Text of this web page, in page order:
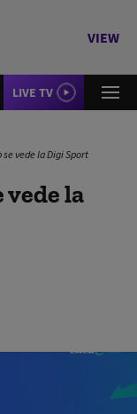
VIEW
LIVE TV
vede la Digi Sport
vede la